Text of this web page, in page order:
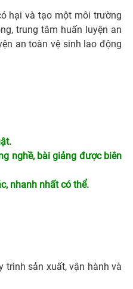
hại và tạo một môi trường
trung tâm huấn luyện an
an toàn vệ sinh lao động
nghề, bài giảng được biên
nhanh nhất có thể.
trình sản xuất, vận hành và